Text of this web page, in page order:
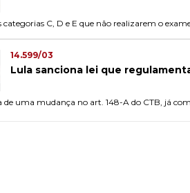
categorias C, D e E que não realizarem o
14.599/03
Lula sanciona lei que
de uma mudança no art. 148-A do CTB, já